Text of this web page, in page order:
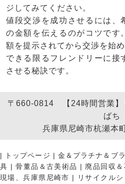
ジしてみてください。
値段交渉を成功させるには、
の金額を伝えるのがコツです
額を提示されてから交渉を始
できる限るフレンドリーに接
させる秘訣です。
〒660-0814 【24時間営業】
ばち
兵庫県尼崎市杭瀬本
| トップページ | 金＆プラチナ＆ブ
具 |骨董品＆古美術品 | 廃品回収
現場、兵庫県尼崎市 | リサイクル